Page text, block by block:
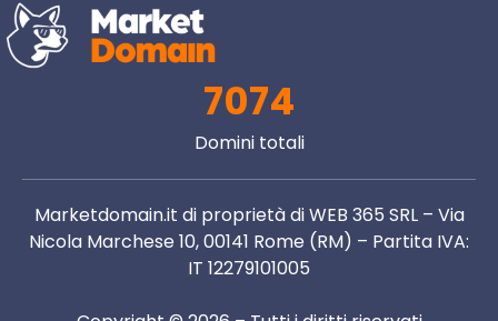
7074
Domini totali
Marketdomain.it di proprietà di WEB 365 SRL – Via
Nicola Marchese 10, 00141 Rome (RM) – Partita IVA:
IT 12279101005